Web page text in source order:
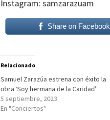
Instagram: samzarazuam
Share on Facebook
Relacionado
Samuel Zarazúa estrena con éxito la
obra ‘Soy hermana de la Caridad’
5 septiembre, 2023
En "Conciertos"